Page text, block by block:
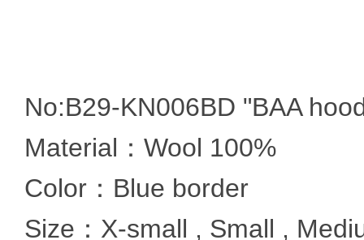
No:B29-KN006BD "BAA
Material：Wool 100%
Color：Blue border
Size：X-small , Small ,